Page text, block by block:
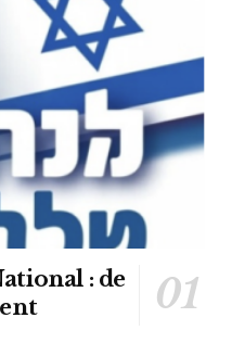
: de